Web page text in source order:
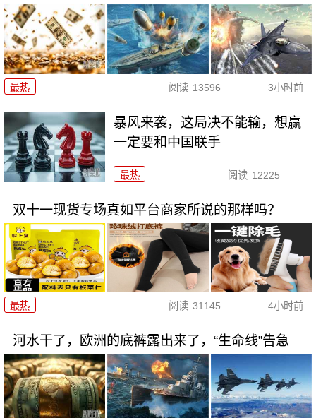
最热 阅读 13596 3小时前
暴风来袭，这局决不能输，想赢
一定要和中国联手
最热 阅读 12225
双十一现货专场真如平台商家所说的那样吗？
最热 阅读 31145 4小时前
河水干了，欧洲的底裤露出来了，“生命线”告急